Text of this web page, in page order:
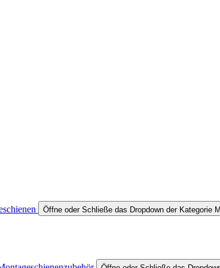
Öffne oder Schließe das Dropdown der Kategorie